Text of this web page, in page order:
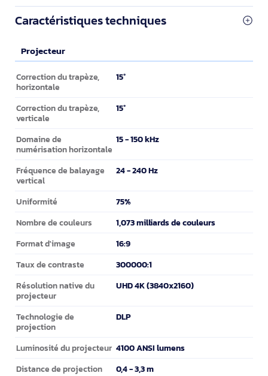
Caractéristiques techniques
Projecteur
Projecteur
Correction du trapèze,
horizontale
15°
Correction du trapèze,
verticale
15°
Domaine de
numérisation horizontale
15 - 150 kHz
Fréquence de balayage
vertical
24 - 240 Hz
Uniformité 75%
Nombre de couleurs 1,073 milliards de couleurs
Format d'image 16:9
Taux de contraste 300000:1
Résolution native du
projecteur
UHD 4K (3840x2160)
Technologie de
projection
DLP
Luminosité du projecteur 4100 ANSI lumens
Distance de projection 0,4 - 3,3 m